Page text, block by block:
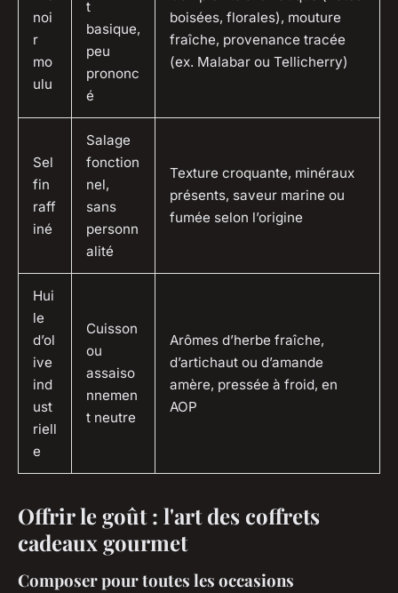
noi
r
mo
ulu
t
basique,
peu
prononc
é
boisées, florales), mouture
fraîche, provenance tracée
(ex. Malabar ou Tellicherry)
Sel
fin
raff
iné
Salage
fonction
nel,
sans
personn
alité
Texture croquante, minéraux
présents, saveur marine ou
fumée selon l’origine
Hui
le
d’ol
ive
ind
ust
riell
e
Cuisson
ou
assaiso
nnemen
t neutre
Arômes d’herbe fraîche,
d’artichaut ou d’amande
amère, pressée à froid, en
AOP
Offrir le goût : l'art des coffrets
cadeaux gourmet
Composer pour toutes les occasions